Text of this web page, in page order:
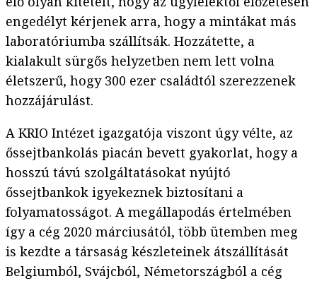
engedélyt kérjenek arra, hogy a mintákat más
laboratóriumba szállítsák. Hozzátette, a
kialakult sürgős helyzetben nem lett volna
életszerű, hogy 300 ezer családtól szerezzenek
hozzájárulást.
A KRIO Intézet igazgatója viszont úgy vélte, az
őssejtbankolás piacán bevett gyakorlat, hogy a
hosszú távú szolgáltatásokat nyújtó
őssejtbankok igyekeznek biztosítani a
folyamatosságot. A megállapodás értelmében
így a cég 2020 márciusától, több ütemben meg
is kezdte a társaság készleteinek átszállítását
Belgiumból, Svájcból, Németországból a cég